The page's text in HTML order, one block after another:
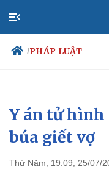
/PHÁP LUẬT
Chính trị
Đảng
Tổ chức nhân sự
Nhận diện sự thật
Y án tử
búa giết vợ
Thứ Năm, 19:09, 25/07/